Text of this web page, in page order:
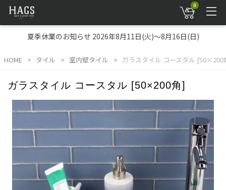
0
夏季休業のお知らせ 2026年8月11日(火)～8月16日(日)
HOME タイル 室内壁タイル ガラスタイル コースタル [50×200
ガラスタイル コースタル [50×200角]